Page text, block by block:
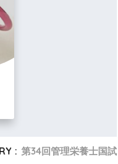
: 第34回管理栄養士国試